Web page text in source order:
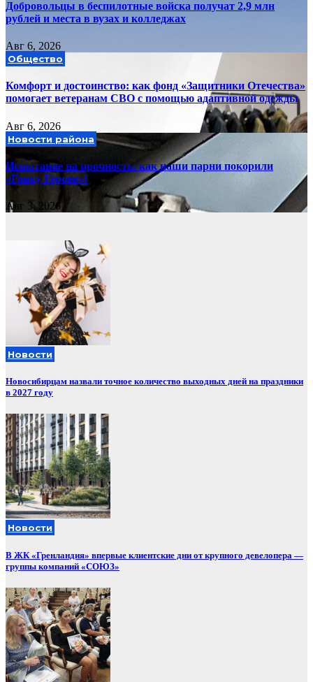
Добровольцы в беспилотные войска получат 2,9 млн
рублей и места в вузах и колледжах
Авг 6, 2026
Общество
Комфорт и достоинство: как фонд «Защитники Отечества»
помогает ветеранам СВО с помощью адаптивной одежды
Авг 6, 2026
Новости района
Испытание на прочность: как наши парни покорили
«Гонку Героев»!
Авг 3, 2026
Новости
Новосибирцам назвали точное количество выходных дней на праздники
в 2027 году
Новости
В ЖК «Гренландия» впервые клиентские дни от крупного девелопера —
группы компаний «СОЮЗ»